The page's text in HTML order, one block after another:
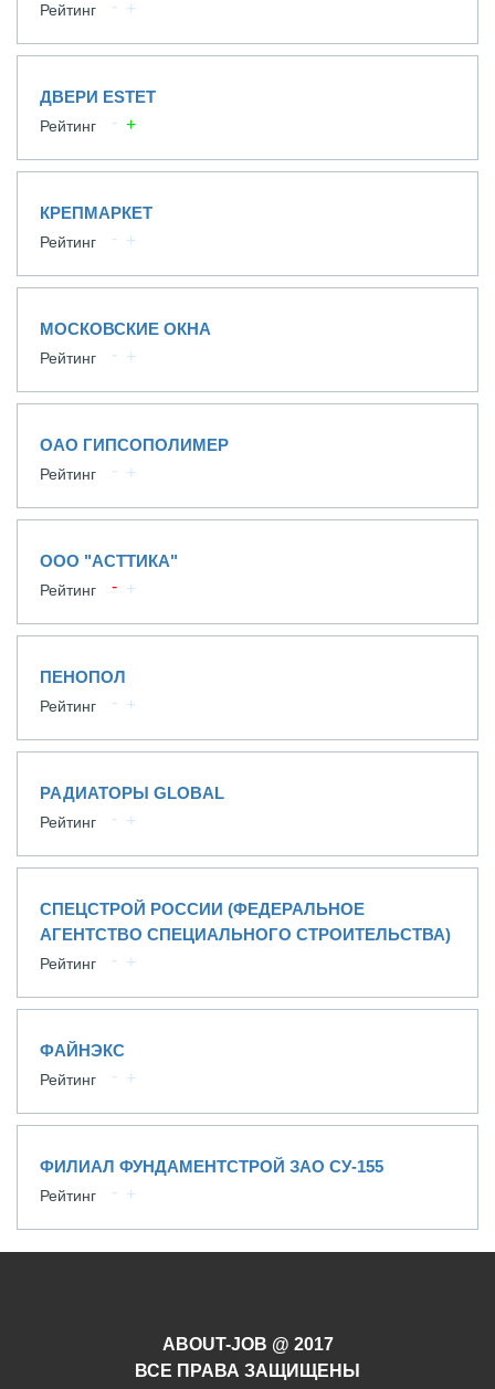
Рейтинг
ДВЕРИ ESTET
Рейтинг
КРЕПМАРКЕТ
Рейтинг
МОСКОВСКИЕ ОКНА
Рейтинг
ОАО ГИПСОПОЛИМЕР
Рейтинг
ООО "АСТТИКА"
Рейтинг
ПЕНОПОЛ
Рейтинг
РАДИАТОРЫ GLOBAL
Рейтинг
СПЕЦСТРОЙ РОССИИ (ФЕДЕРАЛЬНОЕ
АГЕНТСТВО СПЕЦИАЛЬНОГО СТРОИТЕЛЬСТВА)
Рейтинг
ФАЙНЭКС
Рейтинг
ФИЛИАЛ ФУНДАМЕНТСТРОЙ ЗАО СУ-155
Рейтинг
ABOUT-JOB @ 2017
ВСЕ ПРАВА ЗАЩИЩЕНЫ